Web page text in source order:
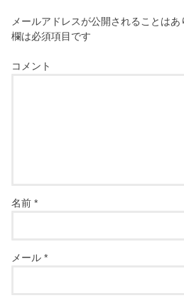
メールアドレスが公開されることはあ
欄は必須項目です
コメント
名前*
メール*